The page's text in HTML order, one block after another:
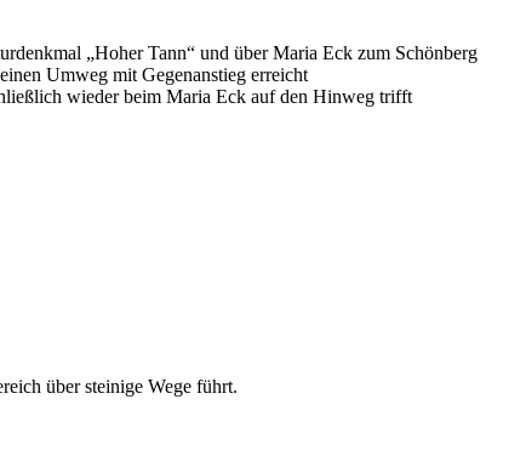
„Hoher Tann“ und über Maria Eck zum Schönberg
Umweg mit Gegenanstieg erreicht
wieder beim Maria Eck auf den Hinweg trifft
über steinige Wege führt.